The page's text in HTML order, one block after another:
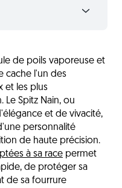
de vie
panache
de poils vaporeuse et
cache l'un des
et les plus
Spitz Nain, ou
et de vivacité,
personnalité
de haute précision.
à sa race permet
de protéger sa
de sa fourrure